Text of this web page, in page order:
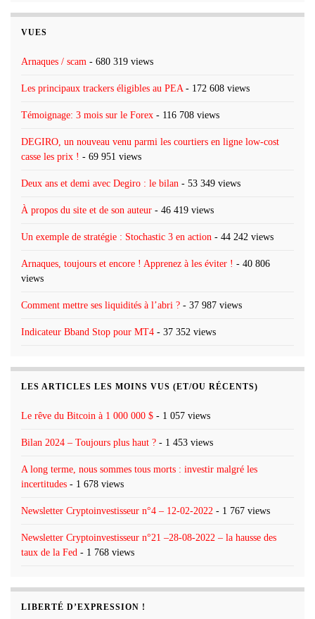
VUES
Arnaques / scam - 680 319 views
Les principaux trackers éligibles au PEA- 172 608 views
Témoignage: 3 mois sur le Forex - 116 708 views
DEGIRO, un nouveau venu parmi les courtiers en ligne low-cost
casse les prix ! - 69 951 views
Deux ans et demi avec Degiro : le bilan - 53 349 views
À propos du site et de son auteur - 46 419 views
Un exemple de stratégie : Stochastic 3 en action - 44 242 views
Arnaques, toujours et encore ! Apprenez à les éviter ! - 40 806
views
Comment mettre ses liquidités à l’abri ? - 37 987 views
Indicateur Bband Stop pour MT4 - 37 352 views
LES ARTICLES LES MOINS VUS (ET/OU RÉCENTS)
Le rêve du Bitcoin à 1 000 000 $ - 1 057 views
Bilan 2024 – Toujours plus haut ? - 1 453 views
A long terme, nous sommes tous morts : investir malgré les
incertitudes - 1 678 views
Newsletter Cryptoinvestisseur n°4 – 12-02-2022 - 1 767 views
Newsletter Cryptoinvestisseur n°21 –28-08-2022 – la hausse des
taux de la Fed - 1 768 views
LIBERTÉ D’EXPRESSION !